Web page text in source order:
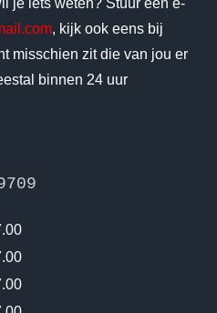
je iets weten? Stuur een e-
, kijk ook eens bij
misschien zit die van jou er
binnen 24 uur